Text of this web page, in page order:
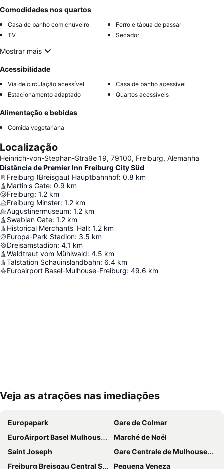
Comodidades nos quartos
Casa de banho com chuveiro
Ferro e tábua de passar
TV
Secador
Mostrar mais
Acessibilidade
Via de circulação acessível
Casa de banho acessível
Estacionamento adaptado
Quartos acessíveis
Alimentação e bebidas
Comida vegetariana
Localização
Heinrich-von-Stephan-Straße 19, 79100, Freiburg, Alemanha
Distância de Premier Inn Freiburg City Süd
Freiburg (Breisgau) Hauptbahnhof: 0.8 km
Martin's Gate: 0.9 km
Freiburg: 1.2 km
Freiburg Minster: 1.2 km
Augustinermuseum: 1.2 km
Swabian Gate: 1.2 km
Historical Merchants' Hall: 1.2 km
Europa-Park Stadion: 3.5 km
Dreisamstadion: 4.1 km
Waldtraut vom Mühlwald: 4.5 km
Talstation Schauinslandbahn: 6.4 km
Euroairport Basel-Mulhouse-Freiburg: 49.6 km
Ampliar mapa
Veja as atrações nas imediações
Europapark
Gare de Colmar
EuroAirport Basel Mulhouse Freiburg
Marché de Noël
Saint Joseph
Gare Centrale de Mulhouse-Ville
Freiburg Breisgau Central Station
Pequena Veneza